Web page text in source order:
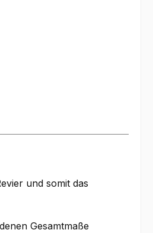
und somit das
Gesamtmaße